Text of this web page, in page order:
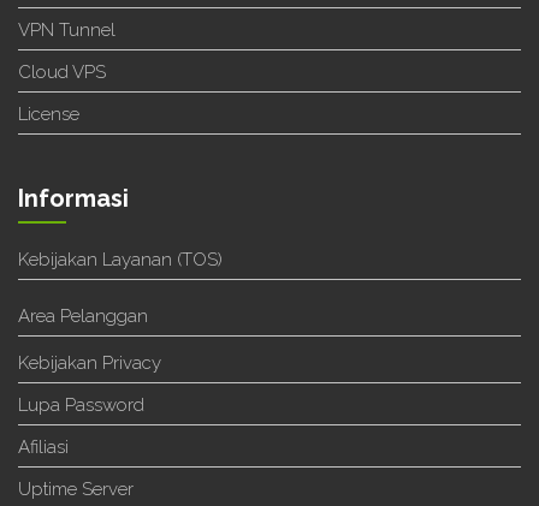
VPN Tunnel
Cloud VPS
License
Informasi
Kebijakan Layanan (TOS)
Area Pelanggan
Kebijakan Privacy
Lupa Password
Afiliasi
Uptime Server